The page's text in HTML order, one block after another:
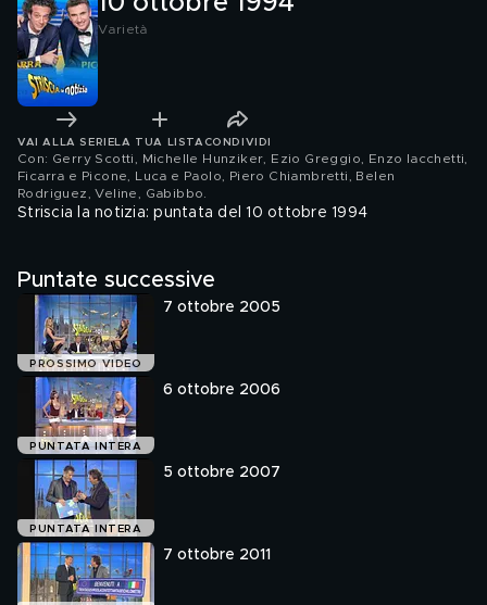
Varietà
VAI ALLA SERIE LA TUA LISTA CONDIVIDI
Con: Gerry Scotti, Michelle Hunziker, Ezio Greggio, Enzo Iacchetti,
Ficarra e Picone, Luca e Paolo, Piero Chiambretti, Belen
Rodriguez, Veline, Gabibbo
Striscia la notizia: puntata del 10 ottobre 1994
Puntate successive
PROSSIMO VIDEO
7 ottobre 2005
PUNTATA INTERA
6 ottobre 2006
PUNTATA INTERA
5 ottobre 2007
7 ottobre 2011